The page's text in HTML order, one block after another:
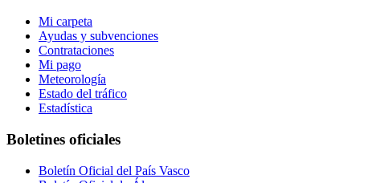
Mi carpeta
Ayudas y subvenciones
Contrataciones
Mi pago
Meteorología
Estado del tráfico
Estadística
Boletines oficiales
Boletín Oficial del País Vasco